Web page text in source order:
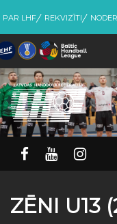
PAR LHF REKVIZĪTI
ZĒNI U13